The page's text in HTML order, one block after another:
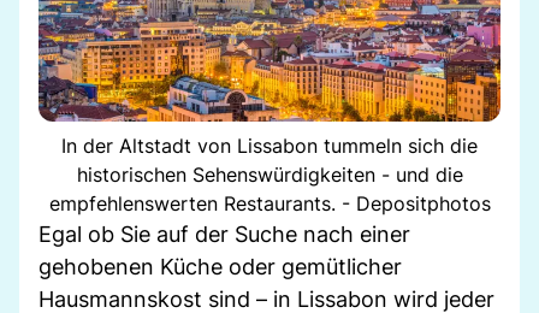
In der Altstadt von Lissabon tummeln sich die
historischen Sehenswürdigkeiten - und die
empfehlenswerten Restaurants. - Depositphotos
Egal ob Sie auf der Suche nach einer
gehobenen Küche oder gemütlicher
Hausmannskost sind – in Lissabon wird jeder